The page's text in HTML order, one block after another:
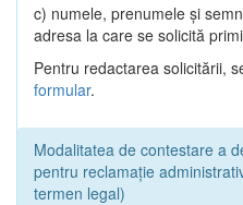
c) numele, prenumele şi
adresa la care se solicită
Pentru redactarea solicitării,
formular.
Modalitatea de contestare a
pentru reclamație
termen legal)